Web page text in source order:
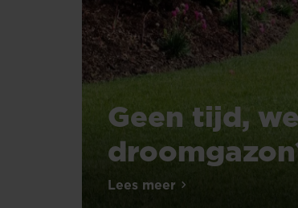
Geen tijd,
Lees meerGeen tijd, wel een